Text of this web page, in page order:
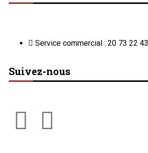
Service commercial : 20 73 22 43
Suivez-nous